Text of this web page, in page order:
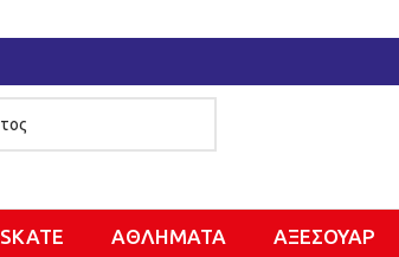
SKATE ΑΘΛΗΜΑΤΑ ΑΞΕΣΟΥΑΡ